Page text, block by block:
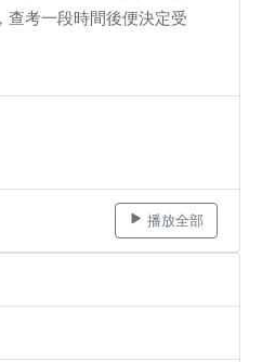
查考一段時間後便決定受
播放全部